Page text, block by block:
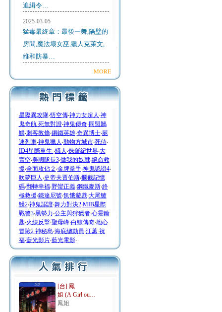
追緝令…
2025-03-05
猛毒最終章：最後一舞,隔壁的
房間,魔法壞女巫,獵人克萊文,
維和防暴…
MORE
星際異攻隊‧悟空傳‧神力女超人 ‧神
鬼奇航 死無對證‧神鬼傳奇‧同盟鶼
鰈‧刺客教條‧鋼鐵英雄‧奇異博士‧屍
速列車‧神鬼獵人 ‧動物方城市‧死侍‧
ID4星際重生 ‧蟻人 ‧侏羅紀世界‧大
賣空‧美國隊長3‧做我的奴隸‧絕命救
援‧全面攻佔２ ‧金牌拳手‧神鬼認證4‧
吹夢巨人 ‧史帝夫賈伯斯‧攔截記憶
碼‧翻轉幸福‧野蠻正義‧鋼鐵麥斯‧終
極救援‧鐵達尼號‧飢餓遊戲‧大尾鱸
鰻2‧神鬼認證‧舞力對決2‧MIB星際
戰警3‧黑勢力‧公主與狩獵者‧心靈鑰
匙‧火線反擊‧聖母峰‧白鯨傳奇‧地心
冒險2 神秘島‧海底總動員‧江蕙 祝
福‧藍光影片‧藍光電影‧
[台] 鳳
姐 (A Girl ou…
鳳姐